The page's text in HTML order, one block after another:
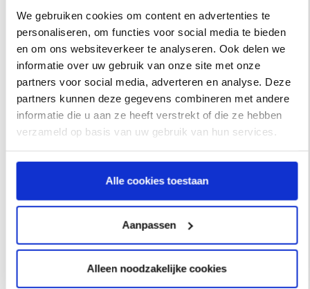
We gebruiken cookies om content en advertenties te
personaliseren, om functies voor social media te bieden
en om ons websiteverkeer te analyseren. Ook delen we
informatie over uw gebruik van onze site met onze
partners voor social media, adverteren en analyse. Deze
partners kunnen deze gegevens combineren met andere
informatie die u aan ze heeft verstrekt of die ze hebben
verzameld op basis van uw gebruik van hun services.
Alle cookies toestaan
Aanpassen
Alleen noodzakelijke cookies
easier collection process. This allows Visma | Onguard to
serve its customers even better.
The debtor management software solution is part of Visma
| Onguard’s software platform to automate and optimize
the entire order-to-cash process. By integrating this credit
management solution with coeo, coeo has access to all the
information it needs during the collection process. In
exchanged with CreditManager. This creates clearer
insights into payments, payment behavior and contact
options. This helps Visma | Onguard customers to get even
more out of their debtor management and offers them an